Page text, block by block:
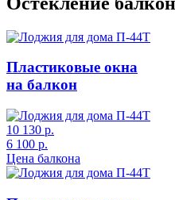
Пластиковые окна
на балкон
10 130 р.
6 100 р.
Цена балкона